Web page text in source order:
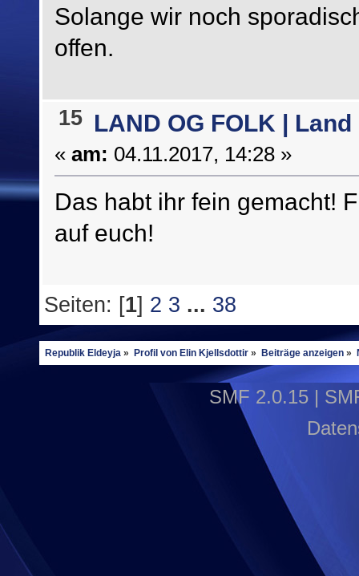
Solange wir noch
offen.
15 LAND OG FOLK |
« am: 04.11.2017, 14:28 »
Das habt ihr fein gemacht!
auf euch!
Seiten: [1] 2 3 ... 38
Republik Eldeyja » Profil von Elin Kjellsdottir» Beiträge anzeigen»
SMF 2.0.15 |